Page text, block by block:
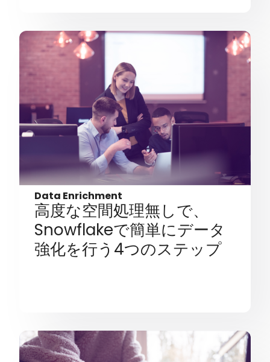
Data Enrichment
高度な空間処理無しで、
Snowflakeで簡単にデータ
強化を行う4つのステップ